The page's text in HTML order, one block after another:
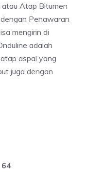
atau Atap Bitumen
Penawaran
mengirin di
adalah
aspal yang
juga dengan
Page
64